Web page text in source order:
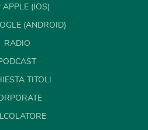
APPLE (IOS)
(ANDROID)
RADIO
TITOLI